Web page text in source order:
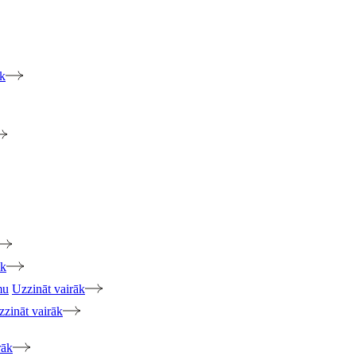
Uzzināt vairāk
vairāk